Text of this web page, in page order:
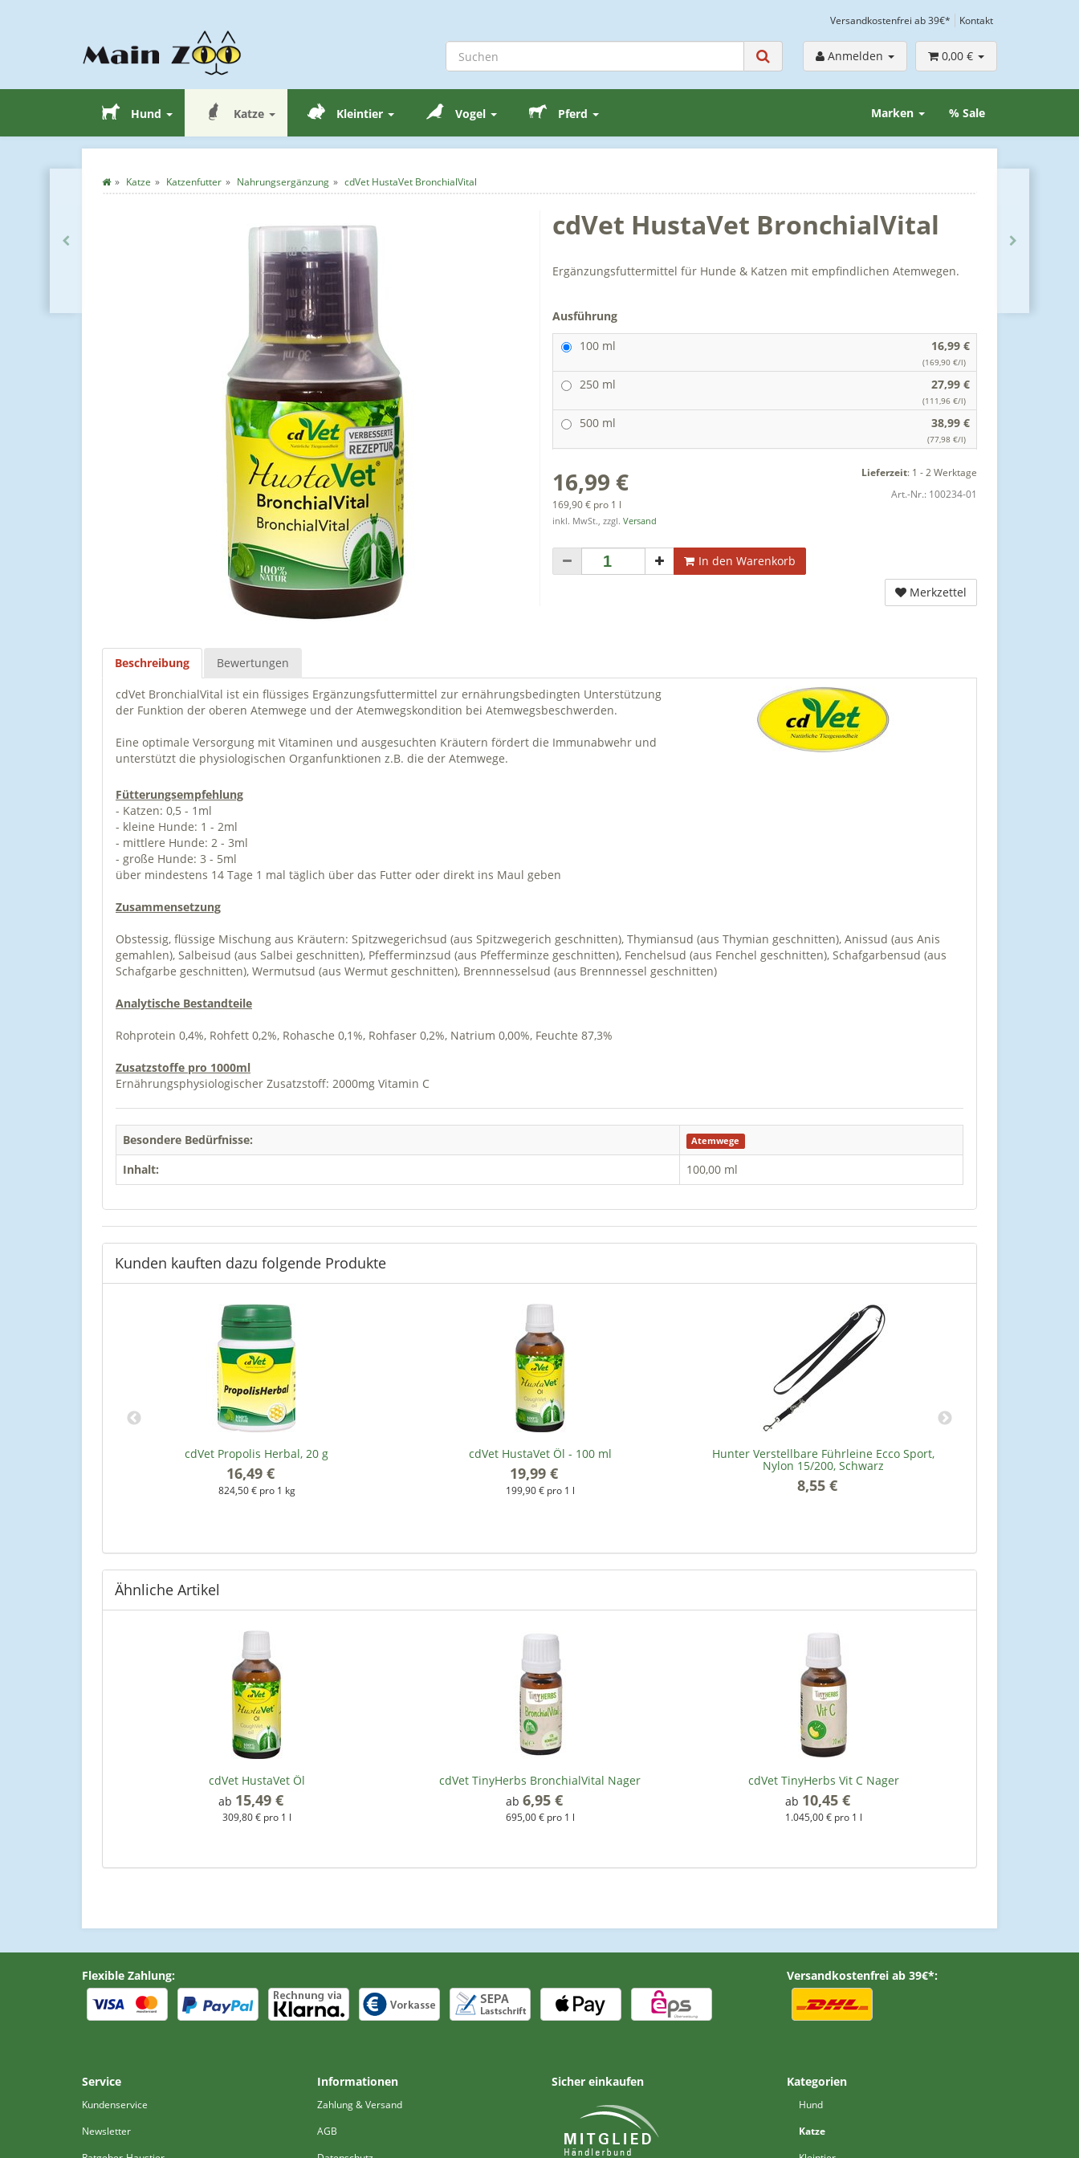
Versandkostenfrei ab 39€* Kontakt
Anmelden 0,00 €
Hund Katze Kleintier Vogel Pferd % Sale
Marken
Katze Katzenfutter Nahrungsergänzung cdVet HustaVet BronchialVital
cdVet HustaVet BronchialVital
Ergänzungsfuttermittel für Hunde & Katzen mit empfindlichen Atemwegen.
Ausführung
100 ml
16,99 €
(169,90 €/l)
250 ml 27,99 €
(111,96 €/l)
500 ml 38,99 €
(77,98 €/l)
16,99 €
169,90 € pro 1 l
inkl. MwSt., zzgl. Versand
Lieferzeit: 1 - 2 Werktage
Art.-Nr.: 100234-01
In den Warenkorb
Merkzettel
Beschreibung Bewertungen
cdVet BronchialVital ist ein flüssiges Ergänzungsfuttermittel zur ernährungsbedingten Unterstützung
der Funktion der oberen Atemwege und der Atemwegskondition bei Atemwegsbeschwerden.
Eine optimale Versorgung mit Vitaminen und ausgesuchten Kräutern fördert die Immunabwehr und
unterstützt die physiologischen Organfunktionen z.B. die der Atemwege.
Fütterungsempfehlung
- Katzen: 0,5 - 1ml
- kleine Hunde: 1 - 2ml
- mittlere Hunde: 2 - 3ml
- große Hunde: 3 - 5ml
über mindestens 14 Tage 1 mal täglich über das Futter oder direkt ins Maul geben
Zusammensetzung
Obstessig, flüssige Mischung aus Kräutern: Spitzwegerichsud (aus Spitzwegerich geschnitten), Thymiansud (aus Thymian geschnitten), Anissud (aus Anis
gemahlen), Salbeisud (aus Salbei geschnitten), Pfefferminzsud (aus Pfefferminze geschnitten), Fenchelsud (aus Fenchel geschnitten), Schafgarbensud (aus
Schafgarbe geschnitten), Wermutsud (aus Wermut geschnitten), Brennnesselsud (aus Brennnessel geschnitten)
Analytische Bestandteile
Rohprotein 0,4%, Rohfett 0,2%, Rohasche 0,1%, Rohfaser 0,2%, Natrium 0,00%, Feuchte 87,3%
Zusatzstoffe pro 1000ml
Ernährungsphysiologischer Zusatzstoff: 2000mg Vitamin C
Besondere Bedürfnisse: Atemwege
Inhalt: 100,00 ml
Kunden kauften dazu folgende Produkte
cdVet Propolis Herbal, 20 g
16,49 €
824,50 € pro 1 kg
cdVet HustaVet Öl - 100 ml
19,99 €
199,90 € pro 1 l
Hunter Verstellbare Führleine Ecco Sport,
Nylon 15/200, Schwarz
8,55 €
Ähnliche Artikel
cdVet HustaVet Öl
ab 15,49 €
309,80 € pro 1 l
cdVet TinyHerbs BronchialVital Nager
ab 6,95 €
695,00 € pro 1 l
cdVet TinyHerbs Vit C Nager
ab 10,45 €
1.045,00 € pro 1 l
Flexible Zahlung: Versandkostenfrei ab 39€*:
Service
Kundenservice
Newsletter
Informationen
Zahlung & Versand
AGB
Sicher einkaufen Kategorien
Hund
Katze